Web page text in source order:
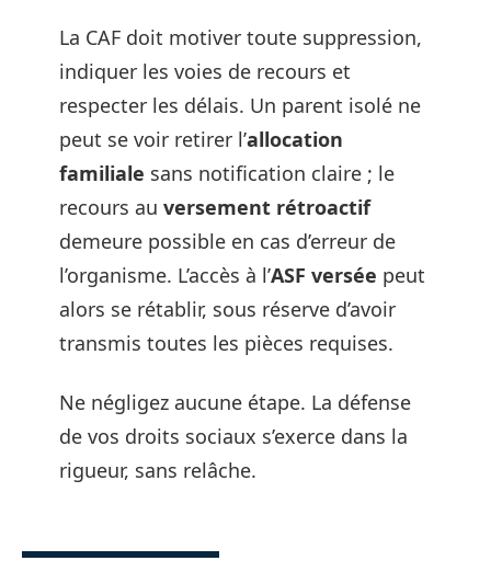
La CAF doit motiver toute suppression,
indiquer les voies de recours et
respecter les délais. Un parent isolé ne
peut se voir retirer l’allocation
familiale sans notification claire ; le
recours au versement rétroactif
demeure possible en cas d’erreur de
l’organisme. L’accès à l’ASF versée peut
alors se rétablir, sous réserve d’avoir
transmis toutes les pièces requises.
Ne négligez aucune étape. La défense
de vos droits sociaux s’exerce dans la
rigueur, sans relâche.